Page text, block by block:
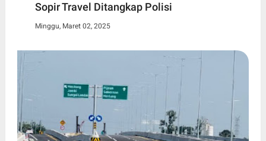
Sopir Travel Ditangkap Polisi
Minggu, Maret 02, 2025